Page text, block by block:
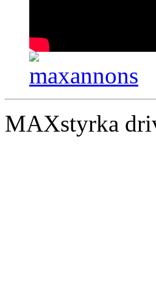
MAXstyrka